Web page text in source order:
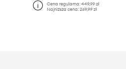
Cena regularna: 449,99 zł
Najniższa cena: 269,99 zł